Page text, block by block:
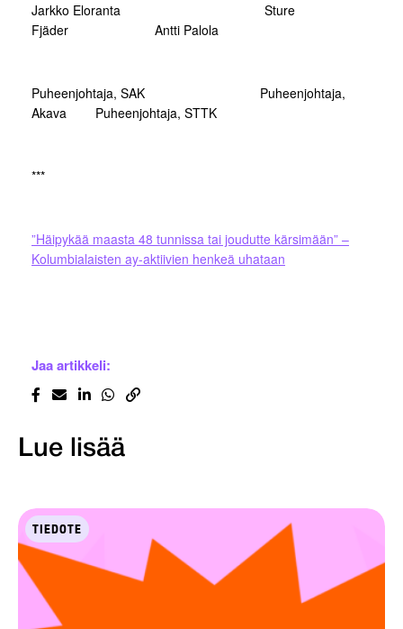
Jarkko Eloranta Sture
Fjäder Antti Palola
Puheenjohtaja, SAK Puheenjohtaja,
Akava Puheenjohtaja, STTK
***
”Häipykää maasta 48 tunnissa tai joudutte kärsimään” –
Kolumbialaisten ay-aktiivien henkeä uhataan
Jaa artikkeli:
Lue lisää
TIEDOTE